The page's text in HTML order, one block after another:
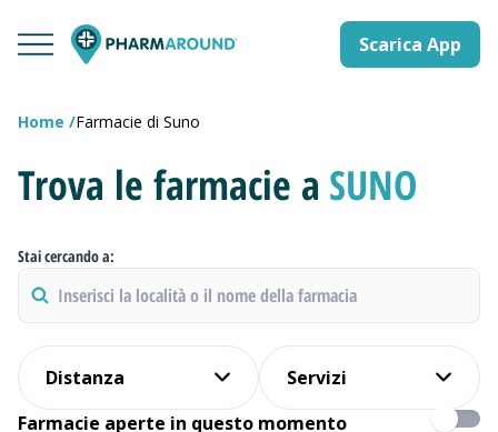
Scarica App
Home Farmacie di Suno
Trova le farmacie a SUNO
Stai cercando a:
Distanza
Servizi
Farmacie aperte in questo momento